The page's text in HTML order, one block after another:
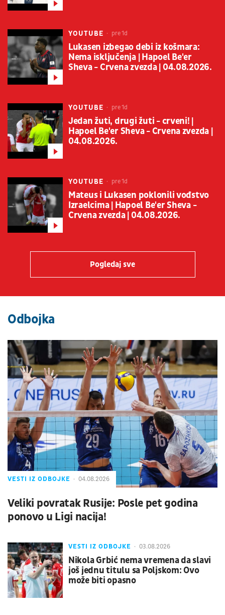
YOUTUBE pre 1d
Lukasen izbegao debi iz košmara:
Nema isključenja | Hapoel Be'er
Sheva - Crvena zvezda | 04.08.2026.
YOUTUBE pre 1d
Jedan žuti, drugi žuti - crveni! |
Hapoel Be'er Sheva - Crvena zvezda |
04.08.2026.
YOUTUBE pre 1d
Mateus i Lukasen poklonili vođstvo
Izraelcima | Hapoel Be'er Sheva -
Crvena zvezda | 04.08.2026.
Pogledaj sve
Odbojka
VESTI IZ ODBOJKE 04.08.2026
Veliki povratak Rusije: Posle pet godina
ponovo u Ligi nacija!
VESTI IZ ODBOJKE 03.08.2026
Nikola Grbić nema vremena da slavi
još jednu titulu sa Poljskom: Ovo
može biti opasno